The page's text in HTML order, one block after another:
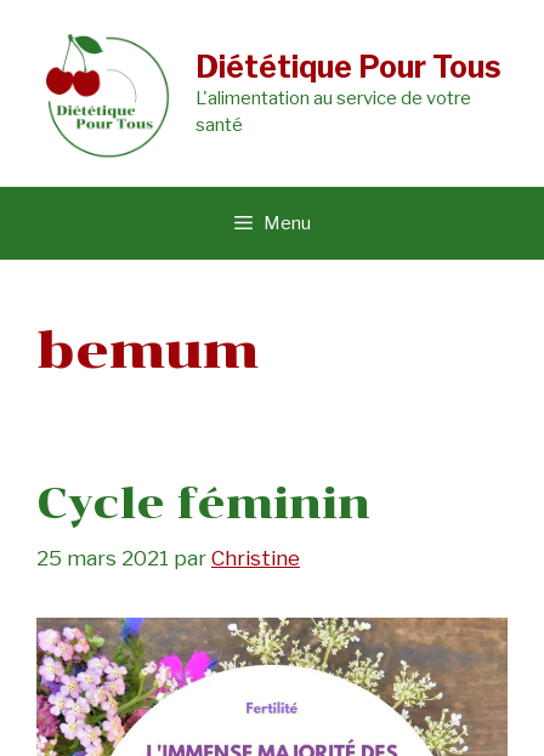
contenu
Diététique Pour Tous
L'alimentation au service de votre
santé
Menu
bemum
Cycle féminin
25 mars 2021 par Christine